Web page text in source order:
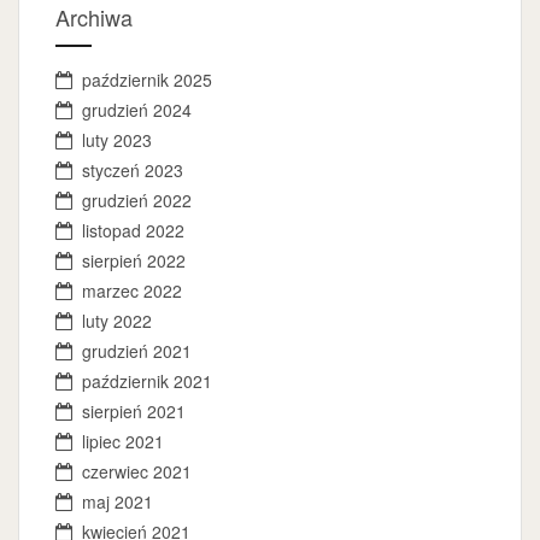
Archiwa
październik 2025
grudzień 2024
luty 2023
styczeń 2023
grudzień 2022
listopad 2022
sierpień 2022
marzec 2022
luty 2022
grudzień 2021
październik 2021
sierpień 2021
lipiec 2021
czerwiec 2021
maj 2021
kwiecień 2021